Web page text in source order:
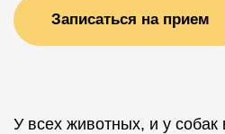
Записаться на прием
У всех животных, и у собак